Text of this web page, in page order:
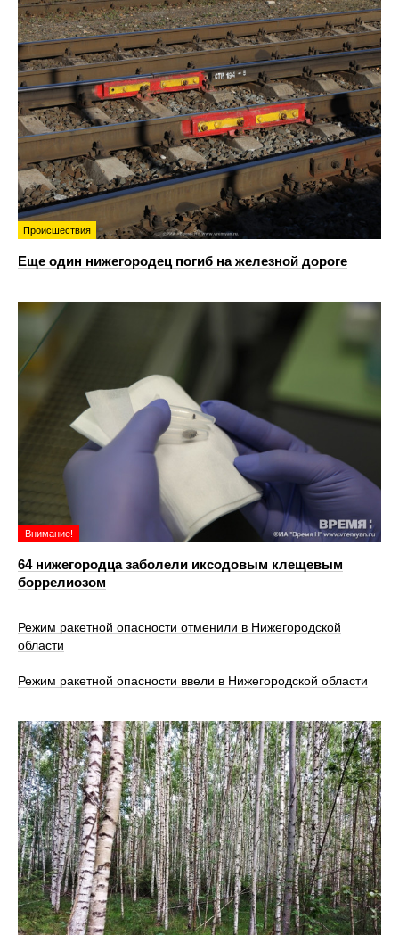
Происшествия
Еще один нижегородец погиб на железной дороге
Внимание!
64 нижегородца заболели иксодовым клещевым
боррелиозом
Режим ракетной опасности отменили в Нижегородской
области
Режим ракетной опасности ввели в Нижегородской области